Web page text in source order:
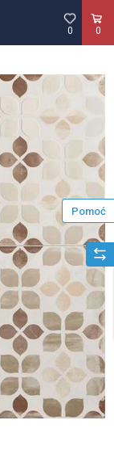
0
0
Pomoć